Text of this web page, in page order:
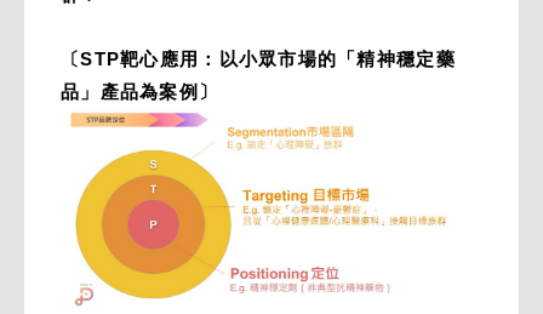
〔STP靶心應用：以小眾市場的「精神穩定藥
品」產品為案例〕